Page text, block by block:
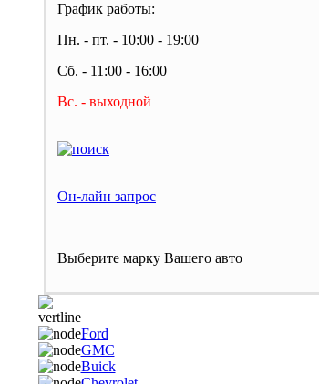
График работы:
Пн. - пт. - 10:00 - 19:00
Сб. - 11:00 - 16:00
Вс. - выходной
Он-лайн запрос
Выберите марку Вашего авто
Ford
GMC
Buick